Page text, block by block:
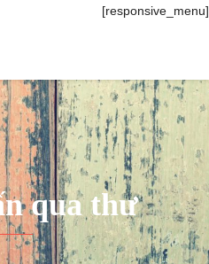
[responsive_menu]
qua thư